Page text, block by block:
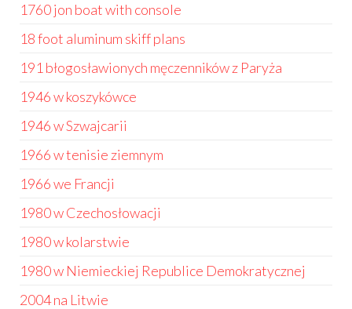
1760 jon boat with console
18 foot aluminum skiff plans
191 błogosławionych męczenników z Paryża
1946 w koszykówce
1946 w Szwajcarii
1966 w tenisie ziemnym
1966 we Francji
1980 w Czechosłowacji
1980 w kolarstwie
1980 w Niemieckiej Republice Demokratycznej
2004 na Litwie